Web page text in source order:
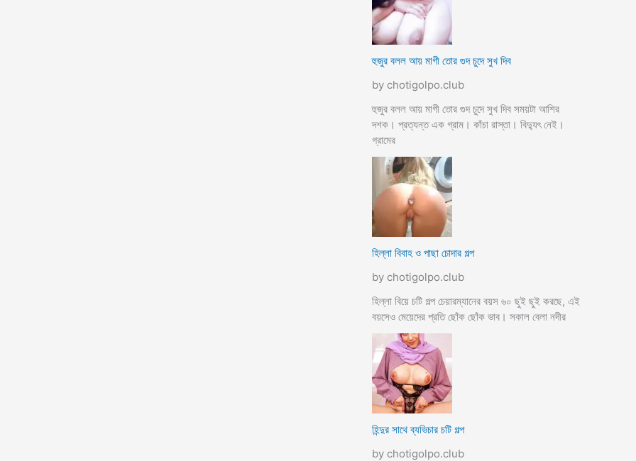
হুজুর বলল আয় মাগী তোর গুদ চুদে সুখ দিব
by chotigolpo.club
হুজুর বলল আয় মাগী তোর গুদ চুদে সুখ দিব সময়টা আশির
দশক। প্রত্যন্ত এক গ্রাম। কাঁচা রাস্তা। বিদ্যুৎ নেই।
গ্রামের
হিল্লা বিবাহ ও পাছা চোদার গল্প
by chotigolpo.club
হিল্লা বিয়ে চটি গল্প চেয়ারম্যানের বয়স ৬০ ছুই ছুই করছে, এই
বয়সেও মেয়েদের প্রতি ছোঁক ছোঁক ভাব। সকাল বেলা নদীর
হিন্দুর সাথে ব্যভিচার চটি গল্প
by chotigolpo.club